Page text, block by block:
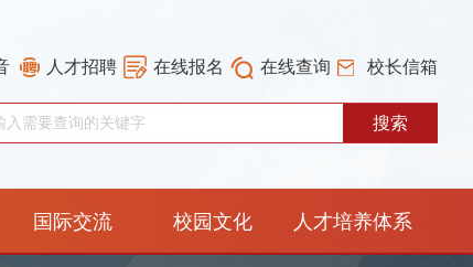
校长信箱
在线查询
在线报名
人才招聘
国际交流 校园文化 人才培养体系